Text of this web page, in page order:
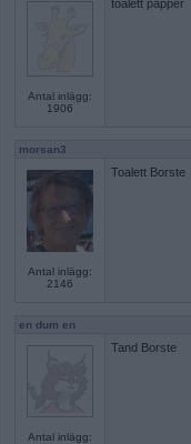
Antal inlägg:
1906
toalett papper
morsan3
Antal inlägg:
2146
Toalett Borste
en dum en
Antal inlägg:
Tand Borste